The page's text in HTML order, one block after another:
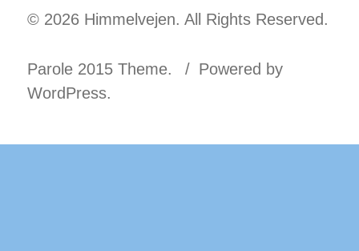
© 2026 Himmelvejen. All Rights Reserved.
Parole 2015 Theme.
Powered by
WordPress.